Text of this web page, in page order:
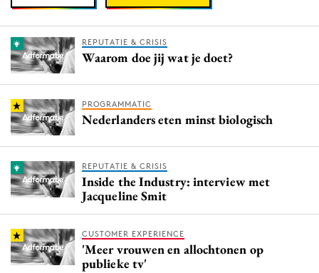
REPUTATIE & CRISIS
Waarom doe jij wat je doet?
PROGRAMMATIC
Nederlanders eten minst biologisch
REPUTATIE & CRISIS
Inside the Industry: interview met
Jacqueline Smit
CUSTOMER EXPERIENCE
'Meer vrouwen en allochtonen op
publieke tv'